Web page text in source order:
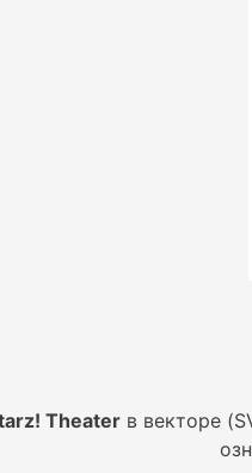
Theater в векторе